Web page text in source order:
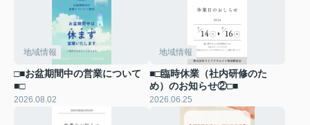
地域情報
□■お盆期間中の営業について
■□
2026.08.02
地域情報
■□臨時休業（社内研修のた
め）のお知らせ②□■
2026.06.25